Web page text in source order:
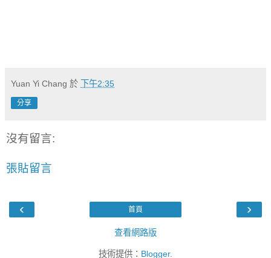
Yuan Yi Chang 於 下午2:35
分享
沒有留言:
張貼留言
‹ ›
首頁
查看網路版
技術提供： Blogger.